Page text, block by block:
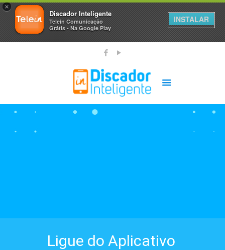
×
Discador Inteligente
Telein Comunicação
Grátis - Na Google Play
INSTALAR
Ligue do Aplicativo